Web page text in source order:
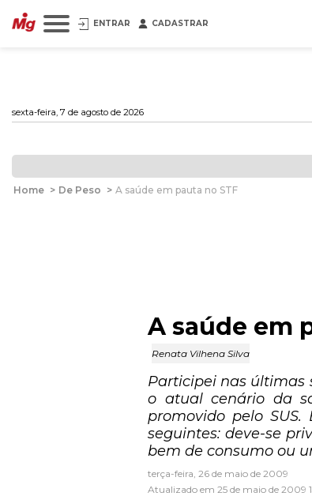
ENTRAR CADASTRAR
sexta-feira, 7 de agosto de 2026
Home > De Peso > A saúde em pauta no STF
A saúde em
Renata Vilhena Silva
Participei nas últimas
o atual cenário da
promovido pelo
seguintes: deve-se
bem de consumo ou
terça-feira, 26 de maio de 2009
Atualizado em 25 de maio de 2009